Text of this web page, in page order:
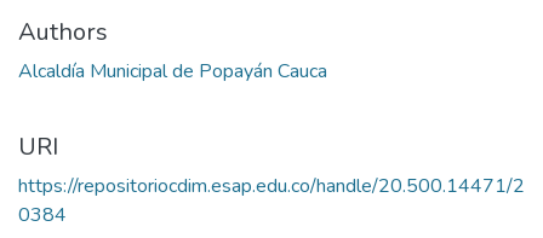
Authors
Alcaldía Municipal de Popayán Cauca
URI
https://repositoriocdim.esap.edu.co/handle/20.500.14471/2
0384